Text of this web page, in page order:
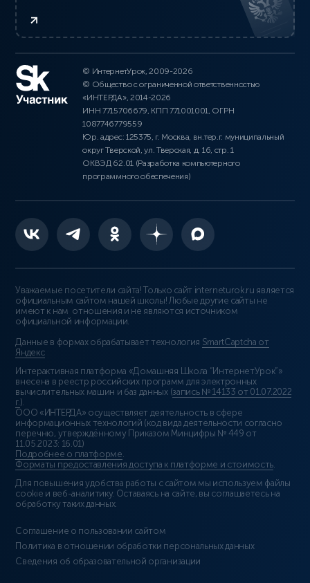
© ИнтернетУрок, 2009-2026
© Общество с ограниченной ответственностью
«ИНТЕРДА», 2014-2026
ИНН 7715706679, КПП 771001001, ОГРН
1087746779559
Юр. адрес: 125375, г. Москва, вн.тер.г. муниципальный
округ Тверской, ул. Тверская, д. 16, стр. 1
ОКВЭД 62.01 (Разработка компьютерного
программного обеспечения)
Уважаемые посетители сайта! Только сайт interneturok.ru является
официальным сайтом нашей школы! Любые другие сайты не
имеют к нам отношения и не являются источником
официальной информации.
Данные в формах обрабатывает технология SmartCaptcha от
Яндекс
Интерактивная платформа «Домашняя Школа “ИнтернетУрок”»
внесена в реестр российских программ для электронных
вычислительных машин и баз данных (запись № 14133 от 01.07.2022
г.).
ООО «ИНТЕРДА» осуществляет деятельность в сфере
информационных технологий (код вида деятельности согласно
перечню, утверждённому Приказом Минцифры № 449 от
11.05.2023: 16.01)
Подробнее о платформе.
Форматы предоставления доступа к платформе и стоимость.
Для повышения удобства работы с сайтом мы используем файлы
cookie и веб-аналитику. Оставаясь на сайте, вы соглашаетесь на
обработку таких данных.
Соглашение о пользовании сайтом
Политика в отношении обработки персональных данных
Сведения об образовательной организации